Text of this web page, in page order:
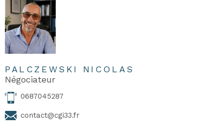
PALCZEWSKI NICOLAS
Négociateur
0687045287
contact@cgi33.fr